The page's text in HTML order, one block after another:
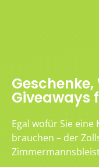
Giveaways
Egal wofür Sie
brauchen – der